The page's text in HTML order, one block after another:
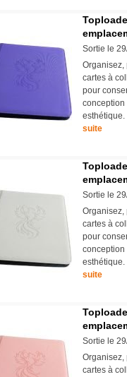
Sortie le
Organisez,
cartes à
pour
conception
suite
Sortie le
Organisez,
cartes à
pour
conception
suite
Sortie le
Organisez,
cartes à